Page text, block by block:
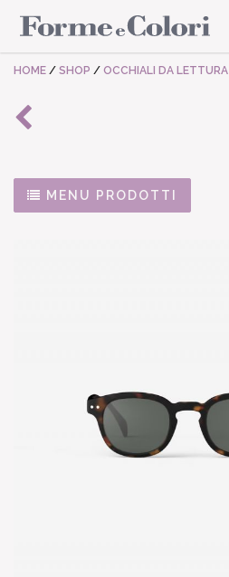
HOME / SHOP / OCCHIALI DA LETTURA
MENU PRODOTTI